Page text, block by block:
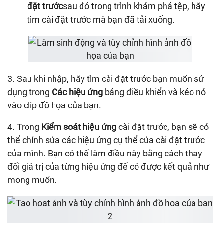
đặt trướcsau đó trong trình khám phá tệp, hãy
tìm cài đặt trước mà bạn đã tải xuống.
3. Sau khi nhập, hãy tìm cài đặt trước bạn muốn sử
dụng trong Các hiệu ứng bảng điều khiển và kéo nó
vào clip đồ họa của bạn.
4. Trong Kiểm soát hiệu ứngcài đặt trước, bạn sẽ có
thể chỉnh sửa các hiệu ứng cụ thể của cài đặt trước
của mình. Bạn có thể làm điều này bằng cách thay
đổi giá trị của từng hiệu ứng để có được kết quả như
mong muốn.